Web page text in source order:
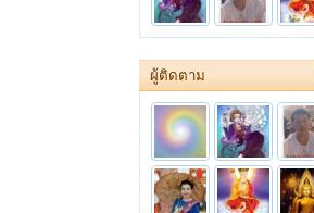
ผู้ติดตาม